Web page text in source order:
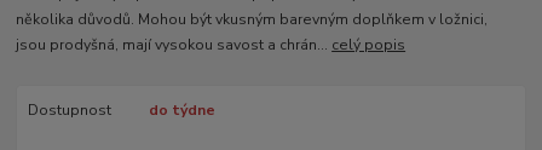
několika důvodů. Mohou být vkusným barevným doplňkem v ložnici,
jsou prodyšná, mají vysokou savost a chrán... celý popis
Dostupnost do týdne